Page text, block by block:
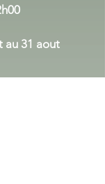
au 31 aout